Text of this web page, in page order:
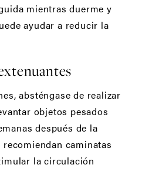
mientras duerme y
ayudar a reducir la
absténgase de realizar
objetos pesados
después de la
caminatas
la circulación